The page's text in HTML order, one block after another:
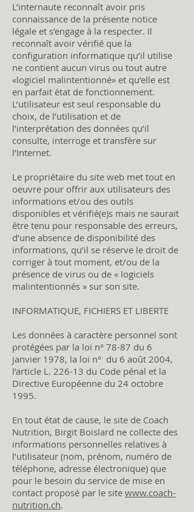
L’internaute reconnaît avoir pris
connaissance de la présente notice
légale et s’engage à la respecter. Il
reconnaît avoir vérifié que la
configuration informatique qu’il utilise
ne contient aucun virus ou tout autre
«logiciel malintentionné» et qu’elle est
en parfait état de fonctionnement.
L’utilisateur est seul responsable du
choix, de l’utilisation et de
l’interprétation des données qu’il
consulte, interroge et transfère sur
l’Internet.
Le propriétaire du site web met tout en
oeuvre pour offrir aux utilisateurs des
informations et/ou des outils
disponibles et vérifié(e)s mais ne saurait
être tenu pour responsable des erreurs,
d’une absence de disponibilité des
informations, qu’il se réserve le droit de
corriger à tout moment, et/ou de la
présence de virus ou de « logiciels
malintentionnés » sur son site.
INFORMATIQUE, FICHIERS ET LIBERTE
Les données à caractère personnel sont
protégées par la loi n° 78-87 du 6
janvier 1978, la loi n° du 6 août 2004,
l’article L. 226-13 du Code pénal et la
Directive Européenne du 24 octobre
1995.
En tout état de cause, le site de Coach
Nutrition, Birgit Boislard ne collecte des
informations personnelles relatives à
l’utilisateur (nom, prénom, numéro de
téléphone, adresse électronique) que
pour le besoin du service de mise en
contact proposé par le site www.coach-
nutrition.ch.